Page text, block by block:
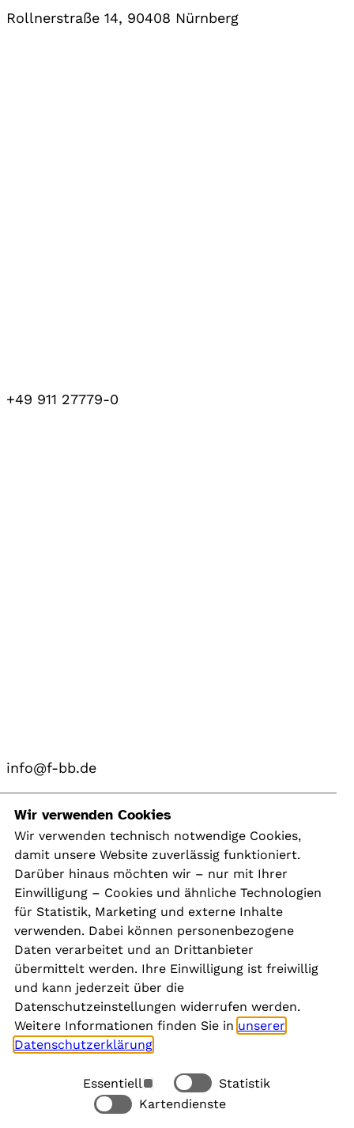
Rollnerstraße 14, 90408 Nürnberg
+49 911 27779-0
info@f-bb.de
Navigation
Kontakt
Presse
Aktuelles
Karriere
Newsletter
Social Media
Rechtliches
Wir verwenden Cookies
Wir verwenden technisch notwendige Cookies,
damit unsere Website zuverlässig funktioniert.
Darüber hinaus möchten wir – nur mit Ihrer
Einwilligung – Cookies und ähnliche Technologien
für Statistik, Marketing und externe Inhalte
verwenden. Dabei können personenbezogene
Daten verarbeitet und an Drittanbieter
übermittelt werden. Ihre Einwilligung ist freiwillig
und kann jederzeit über die
Datenschutzeinstellungen widerrufen werden.
Weitere Informationen finden Sie in unserer
Datenschutzerklärung
Essentiell
Statistik
Kartendienste